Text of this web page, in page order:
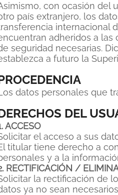
con ocasión del
país extranjero, los
internacional
adheridos a las
seguridad necesarias.
a futuro la
datos personales que
DEL
ACCESO
el acceso a sus
titular tiene derecho a
y a la
RECTIFICACIÓN /
la rectificación de
ya no sean